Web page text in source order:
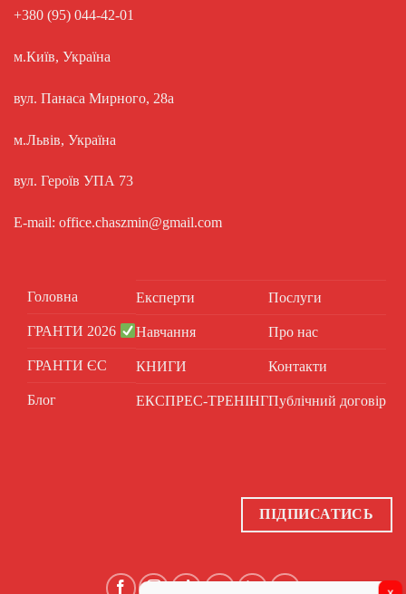
+380 (95) 044-42-01
м.Київ, Україна
вул. Панаса Мирного, 28а
м.Львів, Україна
вул. Героїв УПА 73
E-mail: office.chaszmin@gmail.com
Головна
ГРАНТИ 2026
ГРАНТИ ЄС
Блог
Експерти
Навчання
КНИГИ
ЕКСПРЕС-ТРЕНІНГ
Послуги
Про нас
Контакти
Публічний договір
ПІДПИСАТИСЬ